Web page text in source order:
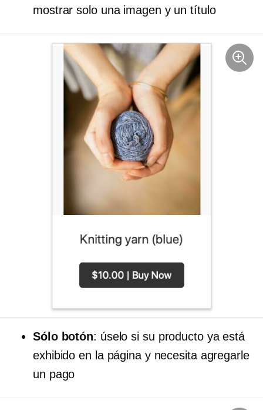
mostrar solo una imagen y un título
Sólo botón: úselo si su producto ya está
exhibido en la página y necesita agregarle
un pago